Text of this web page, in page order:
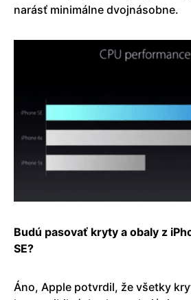
narásť minimálne dvojnásobne.
Budú pasovať kryty a obaly z
SE?
Áno, Apple potvrdil, že všetky